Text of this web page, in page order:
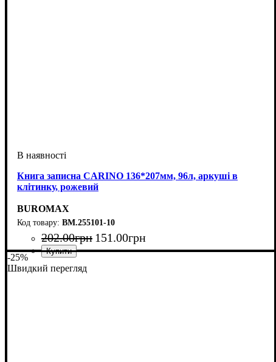
Книга записна CARINO 136*207мм, 96л, аркуші в
клітинку, рожевий
BUROMAX
BM.255101-10
202.00грн 151.00грн
-25%
Швидкий перегляд